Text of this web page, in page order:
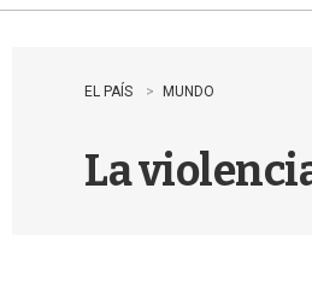
EL PAÍS MUNDO
La